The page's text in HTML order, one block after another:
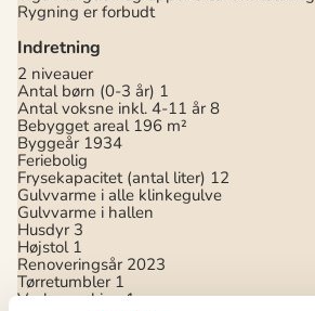
Rygning er forbudt
Indretning
2 niveauer
Antal børn (0-3 år) 1
Antal voksne inkl. 4-11 år 8
Bebygget areal 196 m²
Byggeår 1934
Feriebolig
Frysekapacitet (antal liter) 12
Gulvvarme i alle klinkegulve
Gulvvarme i hallen
Husdyr 3
Højstol 1
Renoveringsår 2023
Tørretumbler 1
Vaskemaskine 1